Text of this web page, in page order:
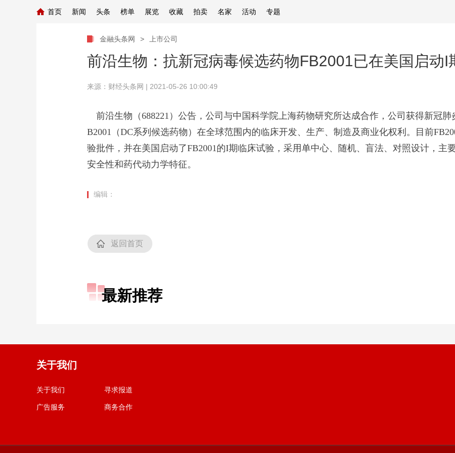
首页 新闻 头条 榜单 展览 收藏 拍卖 名家 活动 专题
金融头条网 > 上市公司
前沿生物：抗新冠病毒候选药物FB2001已在美国启动I
来源： 财经头条网 | 2021-05-26 10:00:49
前沿生物（688221）公告，公司与中国科学院上海药物研究所达成合作，公司获得新冠肺
B2001（DC系列候选药物）在全球范围内的临床开发、生产、制造及商业化权利。目前
验批件，并在美国启动了FB2001的I期临床试验，采用单中心、随机、盲法、对照设计，主
安全性和药代动力学特征。
编辑：
返回首页
最新推荐
关于我们
关于我们 寻求报道
广告服务 商务合作